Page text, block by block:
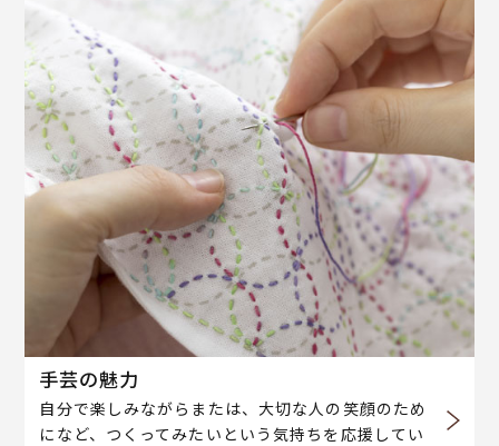
手芸の魅力
自分で楽しみながらまたは、大切な人の笑顔のため
になど、つくってみたいという気持ちを応援してい